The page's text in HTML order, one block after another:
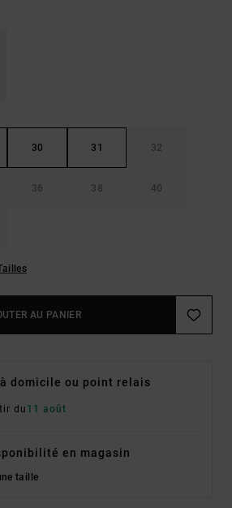
30 31 32
36 38 40
AU PANIER
domicile ou point relais
du 11 août
en magasin
taille